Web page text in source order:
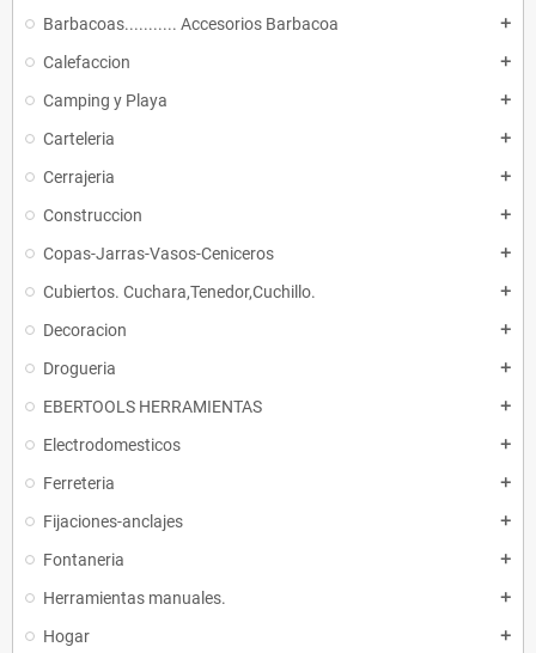
Barbacoas........... Accesorios Barbacoa add
Calefaccion add
Camping y Playa add
Carteleria add
Cerrajeria add
Construccion add
Copas-Jarras-Vasos-Ceniceros add
Cubiertos. Cuchara,Tenedor,Cuchillo. add
Decoracion add
Drogueria add
EBERTOOLS HERRAMIENTAS add
Electrodomesticos add
Ferreteria add
Fijaciones-anclajes add
Fontaneria add
Herramientas manuales. add
Hogar add